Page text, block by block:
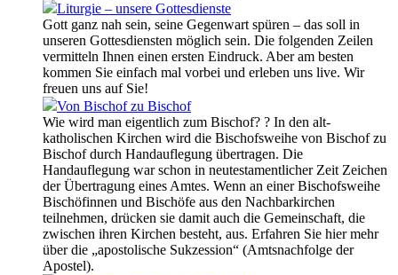
Liturgie – unsere Gottesdienste
Gott ganz nah sein, seine Gegenwart spüren – das soll in
unseren Gottesdiensten möglich sein. Die folgenden Zeilen
vermitteln Ihnen einen ersten Eindruck. Aber am besten
kommen Sie einfach mal vorbei und erleben uns live. Wir
freuen uns auf Sie!
Von Bischof zu Bischof
Wie wird man eigentlich zum Bischof? ? In den alt-
katholischen Kirchen wird die Bischofsweihe von Bischof zu
Bischof durch Handauflegung übertragen. Die
Handauflegung war schon in neutestamentlicher Zeit Zeichen
der Übertragung eines Amtes. Wenn an einer Bischofsweihe
Bischöfinnen und Bischöfe aus den Nachbarkirchen
teilnehmen, drücken sie damit auch die Gemeinschaft, die
zwischen ihren Kirchen besteht, aus. Erfahren Sie hier mehr
über die „apostolische Sukzession“ (Amtsnachfolge der
Apostel).